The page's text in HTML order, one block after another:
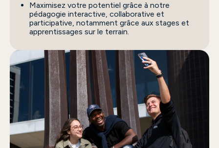
Maximisez votre potentiel grâce à notre
pédagogie interactive, collaborative et
participative, notamment grâce aux stages et
apprentissages sur le terrain.